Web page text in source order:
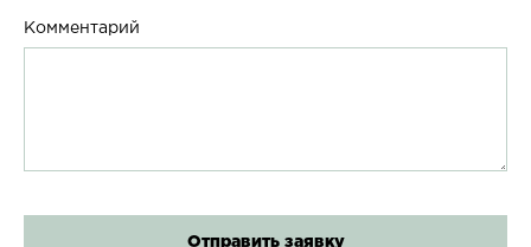
Комментарий